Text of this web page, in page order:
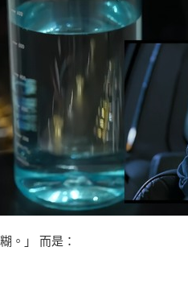
。」 而是：